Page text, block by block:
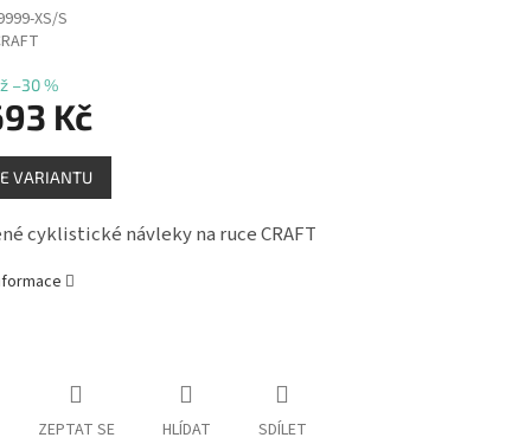
XS/S
–30 %
Kč
VARIANTU
cyklistické návleky na ruce CRAFT
ZEPTAT SE HLÍDAT SDÍLET